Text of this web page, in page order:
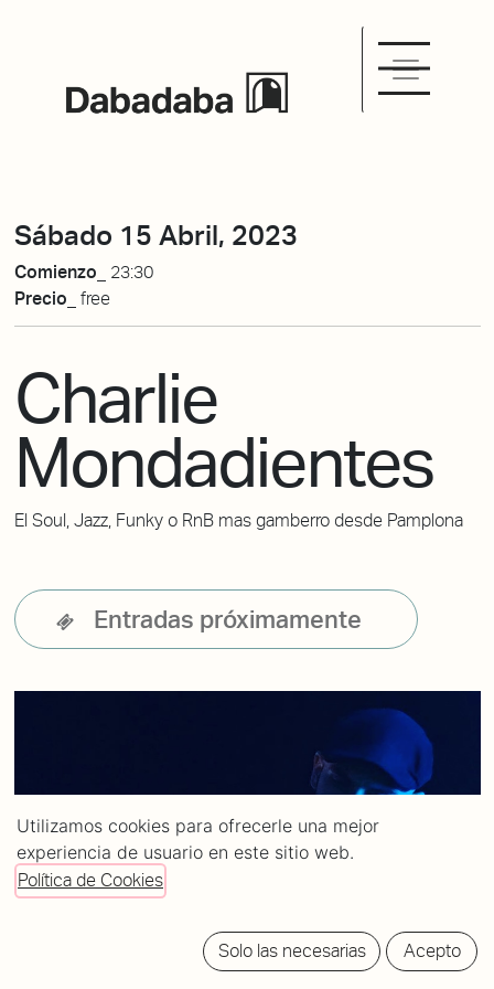
Sábado 15 Abril, 2023
Comienzo_ 23:30
Precio_ free
Charlie
Mondadientes
El Soul, Jazz, Funky o RnB mas gamberro desde Pamplona
Entradas próximamente
Utilizamos cookies para ofrecerle una mejor
experiencia de usuario en este sitio web.
Política de Cookies
Solo las necesarias Acepto